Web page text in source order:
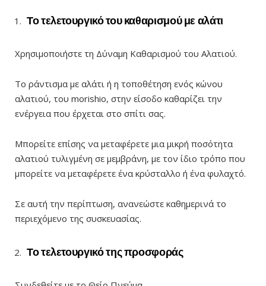
Το τελετουργικό του καθαρισμού με αλάτι
Χρησιμοποιήστε τη Δύναμη Καθαρισμού του Αλατιού.
Το ράντισμα με αλάτι ή η τοποθέτηση ενός κώνου
αλατιού, του morishio, στην είσοδο καθαρίζει την
ενέργεια που έρχεται στο σπίτι σας.
Μπορείτε επίσης να μεταφέρετε μια μικρή ποσότητα
αλατιού τυλιγμένη σε μεμβράνη, με τον ίδιο τρόπο που
μπορείτε να μεταφέρετε ένα κρύσταλλο ή ένα φυλαχτό.
Σε αυτή την περίπτωση, ανανεώστε καθημερινά το
περιεχόμενο της συσκευασίας.
Το τελετουργικό της προσφοράς